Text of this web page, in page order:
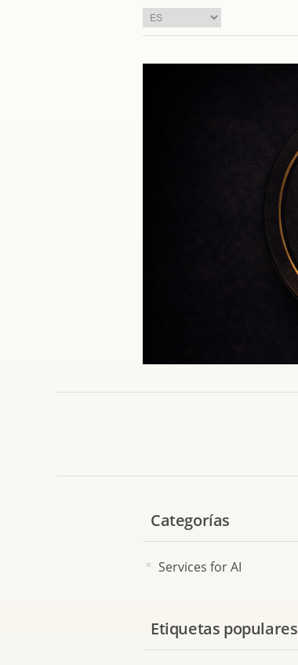
Categorías
Services for AI
Etiquetas populares